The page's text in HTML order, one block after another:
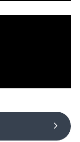
chevron_right